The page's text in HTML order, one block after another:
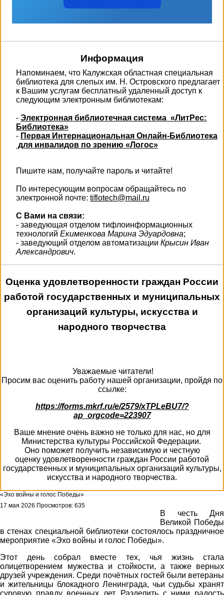
Информация
Напоминаем, что Калужская областная специальная
библиотека для слепых им. Н. Островского предлагает
к Вашим услугам бесплатный удаленный доступ к
следующим электронным библиотекам:
- Электронная библиотечная система «ЛитРес:
Библиотека»
- Первая Интернациональная Онлайн-Библиотека
для инвалидов по зрению «Логос»
Пишите нам, получайте пароль и читайте!
По интересующим вопросам обращайтесь по
электронной почте: tiflotech@mail.ru
С Вами на связи:
- заведующая отделом тифлоинформационных
технологий Екименкова Марина Эдуардовна;
- заведующий отделом автоматизации Крысин Иван
Александрович.
Оценка удовлетворенности граждан России
работой государственных и муниципальных
организаций культуры, искусства и
народного творчества
Уважаемые читатели!
Просим вас оценить работу нашей организации, пройдя по
ссылке:
https://forms.mkrf.ru/e/2579/xTPLeBU7/?
ap_orgcode=223907
Ваше мнение очень важно не только для нас, но для
Министерства культуры Российской Федерации.
Оно поможет получить независимую и честную
оценку удовлетворенности граждан России работой
государственных и муниципальных организаций культуры,
искусства и народного творчества.
«Эхо войны и голос Победы»
17 мая 2026 Просмотров: 635
В честь Дня
Великой Победы
в стенах специальной библиотеки состоялось праздничное
мероприятие «Эхо войны и голос Победы».
Этот день собрал вместе тех, чья жизнь стала
олицетворением мужества и стойкости, а также верных
друзей учреждения. Среди почётных гостей были ветераны
и жительницы блокадного Ленинграда, чьи судьбы хранят
суровую правду военных лет. Разделить с ними радость